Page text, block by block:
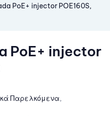
PoE+ injector POE160S,
PoE+ injector
Παρελκόμενα,